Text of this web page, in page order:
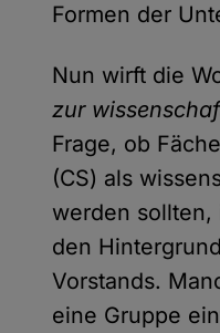
Formen der
Nun wirft die
zur
Frage, ob
(CS) als
werden sollten,
den
Vorstands.
eine Gruppe